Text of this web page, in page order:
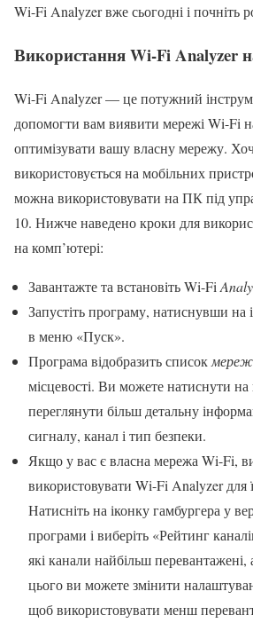
Wi-Fi Analyzer вже сьогодні і почніть
Використання Wi-Fi Analyzer
Wi-Fi Analyzer — це потужний
допомогти вам виявити мережі Wi-Fi
оптимізувати вашу власну мережу.
використовується на мобільних
можна використовувати на ПК під
10. Нижче наведено кроки для
на комп’ютері:
Завантажте та встановіть Wi-Fi
Запустіть програму, натиснувши
в меню «Пуск».
Програма відобразить список мереж
місцевості. Ви можете натиснути
переглянути більш детальну
сигналу, канал і тип безпеки.
Якщо у вас є власна мережа Wi-Fi,
використовувати Wi-Fi Analyzer для
Натисніть на іконку гамбургера у
програми і виберіть «Рейтинг
які канали найбільш
цього ви можете змінити
щоб використовувати менш